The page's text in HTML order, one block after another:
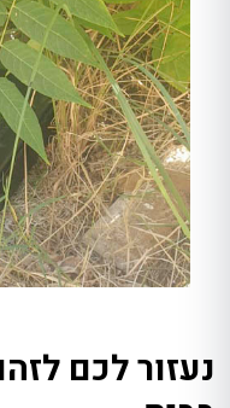
נעזור לכם